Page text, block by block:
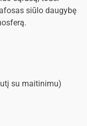
siūlo daugybę
su maitinimu)